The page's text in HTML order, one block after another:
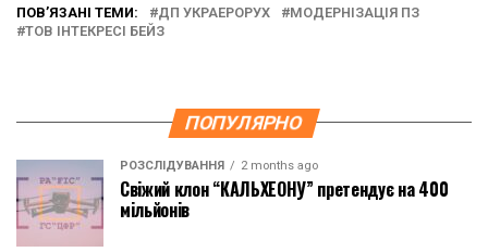
ПОВ’ЯЗАНІ ТЕМИ: ДП УКРАЕРОРУХ
МОДЕРНІЗАЦІЯ ПЗ
ТОВ ІНТЕКРЕСІ БЕЙЗ
ПОПУЛЯРНО
РОЗСЛІДУВАННЯ 2 months ago
Свіжий клон “КАЛЬХЕОНУ” претендує на 400
мільйонів